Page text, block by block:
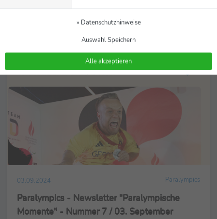
03.09.2024 Paralympics
Paralympics - Newsletter "Paralympische
Momente" - Nummer 7 / 03. September
» Datenschutzhinweise
Auswahl Speichern
Alle akzeptieren